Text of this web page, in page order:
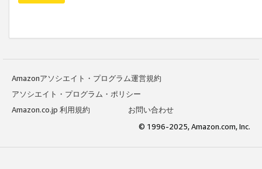
Amazonアソシエイト・プログラム運営規約
アソシエイト・プログラム・ポリシー
Amazon.co.jp 利用規約
お問い合わせ
© 1996-2025, Amazon.com, Inc.